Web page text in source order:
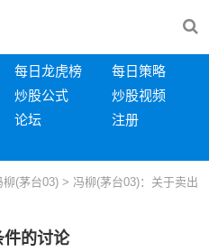
每日龙虎榜
每日策略
炒股公式
炒股视频
论坛
注册
柳(茅台03) > 冯柳(茅台03)：关于卖出
件的讨论